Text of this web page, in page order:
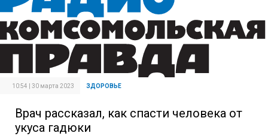
10:54 | 30 марта 2023 ЗДОРОВЬЕ
Врач рассказал, как спасти человека от
укуса гадюки